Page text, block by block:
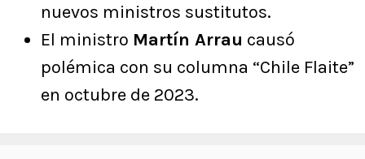
nuevos ministros sustitutos.
El ministro Martín Arrau causó
polémica con su columna “Chile Flaite”
en octubre de 2023.